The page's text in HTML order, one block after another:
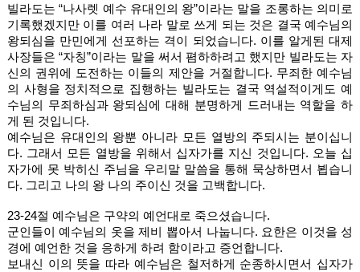
빌라도는 “나사렛 예수 유대인의 왕”이라는 말을 조롱하는 의미로
기록했겠지만 이를 여러 나라 말로 쓰게 되는 것은 결국 예수님의
왕되심을 만민에게 선포하는 격이 되었습니다. 이를 알게된 대제
사장들은 “자칭”이라는 말을 써서 폄하하려고 했지만 빌라도는 자
신의 권위에 도전하는 이들의 제안을 거절합니다. 무죄한 예수님
의 사형을 정치적으로 집행하는 빌라도는 결국 역설적이게도 예
수님의 무죄하심과 왕되심에 대해 분명하게 드러내는 역할을 하
게 된 것입니다.
예수님은 유대인의 왕뿐 아니라 모든 열방의 주되시는 분이십니
다. 그래서 모든 열방을 위해서 십자가를 지신 것입니다. 오늘 십
자가에 못 박히신 주님을 우리말 말씀을 통해 묵상하면서 뵙습니
다. 그리고 나의 왕 나의 주이신 것을 고백합니다.
23-24절 예수님은 구약의 예언대로 죽으셨습니다.
군인들이 예수님의 옷을 제비 뽑아서 나눕니다. 요한은 이것을 성
경에 예언한 것을 응하게 하려 함이라고 증언합니다.
보내신 이의 뜻을 따라 예수님은 철저하게 순종하시면서 십자가